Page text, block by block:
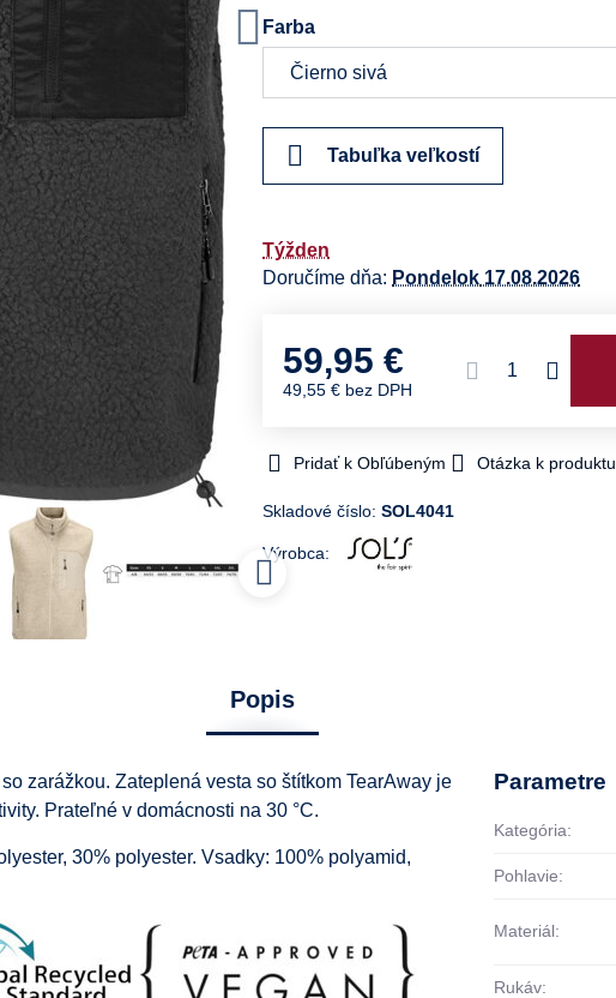
Farba
Tabuľka veľkostí
Týžden
Doručíme dňa: Pondelok 17.08.2026
59,95 €
49,55 € bez DPH
Pridať k Obľúbeným Otázka k produktu
Skladové číslo:SOL4041
Výrobca:
Popis
zarážkou. Zateplená vesta so štítkom TearAway je
Prateľné v domácnosti na 30 °C.
30% polyester. Vsadky: 100% polyamid,
Parametre
Kategória:
Pohlavie:
Materiál:
Rukáv: